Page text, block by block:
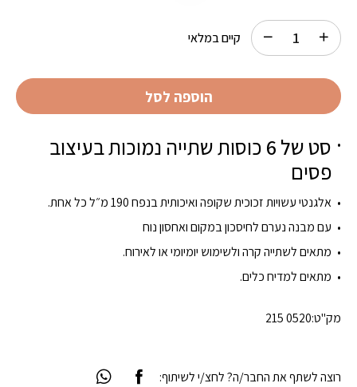
סט של 6 כוסות שתייה נמוכות בעיצוב
פסים
אלגנטי עשויות זכוכית שקופה ואיכותית בנפח 190 מ״ל כל אחת.
עם מבנה נערם לחיסכון במקום ואחסון נוח
מתאים לשתייה קרה ולשימוש יומיומי או לאירוח.
מתאים למדיח כלים.
מק"ט:215 0520
קיים במלאי
הוספה לסל
רוצה לשתף את החבר/ה? לחצ/י לשיתוף: